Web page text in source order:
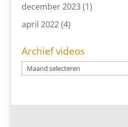
december 2023(1)
april 2022(4)
Archief videos